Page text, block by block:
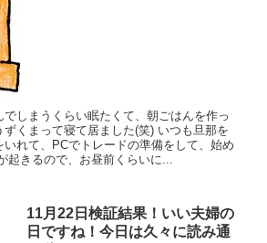
しまうくらい眠たくて、朝ごはんを作っ
くまって寝て居ました(笑) いつも旦那を
いれて、PCでトレードの準備をして、始め
起きるので、お昼前くらいに...
11月22日検証結果！いい夫婦の
日ですね！今日は久々に読み通